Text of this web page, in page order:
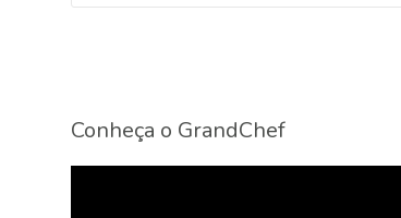
Conheça o GrandChef